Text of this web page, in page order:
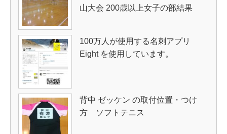
山大会 200歳以上女子の部結果
100万人が使用する名刺アプリ
Eight を使用しています。
背中 ゼッケン の取付位置・つけ
方 ソフトテニス